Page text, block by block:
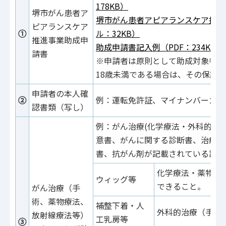
①
堺市がん患者ア
ピアランスケア
推進事業助成申
請書
178KB）
堺市がん患者アピアランスケア推
ル：32KB）
助成申請書記入例（PDF：234KB）
※申請者は原則として助成対象者
18歳未満である場合は、その保護
②
申請者の本人確
認書類（写し）
例：運転免許証、マイナンバーカ
③
がん治療（手
術、薬物療法、
放射線療法等）
例：がん治療(化学療法・外科的治
意書、がんに関する診断書、治療
書、抗がん剤が記載されている診
ウィッグ等
化学療法・薬物療
できること。
補整下着・人
工乳房等
外科的治療（手術